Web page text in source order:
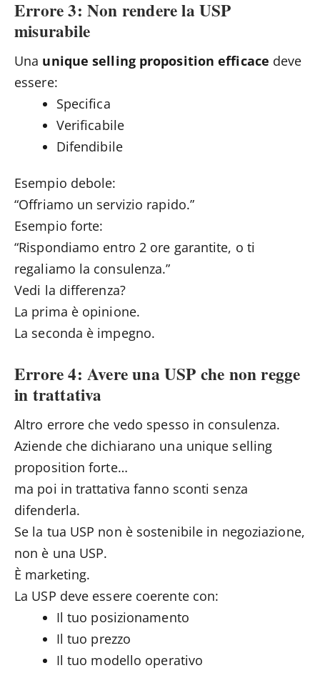
Errore 3: Non rendere la USP
misurabile
Una unique selling proposition efficace deve
essere:
Specifica
Verificabile
Difendibile
Esempio debole:
“Offriamo un servizio rapido.”
Esempio forte:
“Rispondiamo entro 2 ore garantite, o ti
regaliamo la consulenza.”
Vedi la differenza?
La prima è opinione.
La seconda è impegno.
Errore 4: Avere una USP che non regge
in trattativa
Altro errore che vedo spesso in consulenza.
Aziende che dichiarano una unique selling
proposition forte…
ma poi in trattativa fanno sconti senza
difenderla.
Se la tua USP non è sostenibile in negoziazione,
non è una USP.
È marketing.
La USP deve essere coerente con:
Il tuo posizionamento
Il tuo prezzo
Il tuo modello operativo